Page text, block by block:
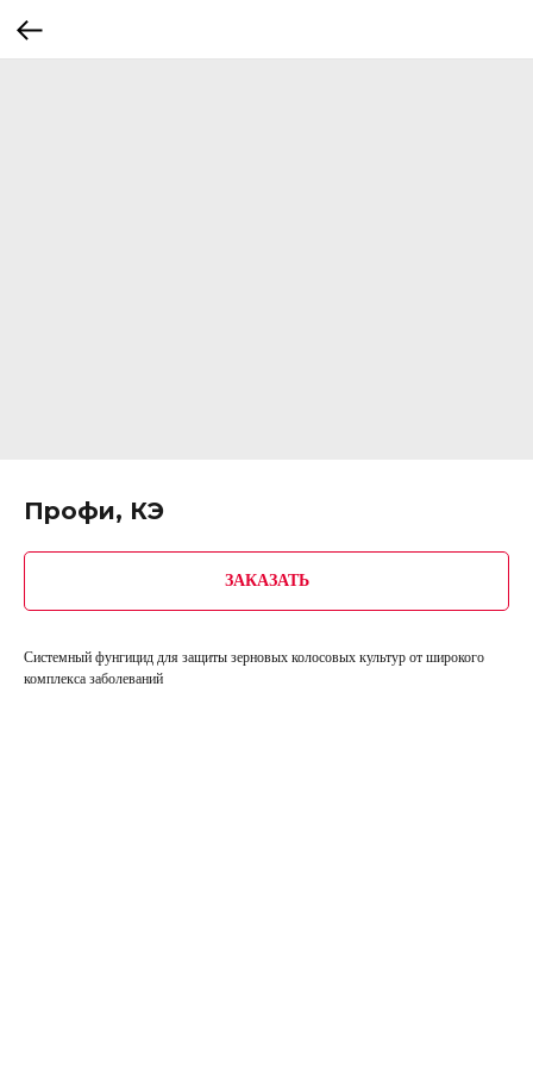
Профи, КЭ
ЗАКАЗАТЬ
Системный фунгицид для защиты зерновых колосовых культур от широкого
комплекса заболеваний